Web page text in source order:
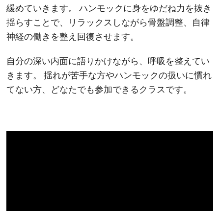
緩めていきます。 ハンモックに身をゆだね力を抜き
揺らすことで、リラックスしながら骨盤調整、自律
神経の働きを整え回復させます。
自分の深い内面に語りかけながら、呼吸を整えてい
きます。 揺れが苦手な方やハンモックの扱いに慣れ
てない方、どなたでも参加できるクラスです。